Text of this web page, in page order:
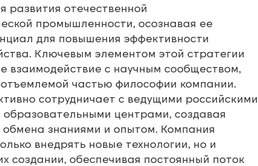
развития отечественной
промышленности, осознавая ее
для повышения эффективности
Ключевым элементом этой стратегии
взаимодействие с научным сообществом,
частью философии компании.
сотрудничает с ведущими российскими
центрами, создавая
знаниями и опытом. Компания
внедрять новые технологии, но и
создании, обеспечивая постоянный поток